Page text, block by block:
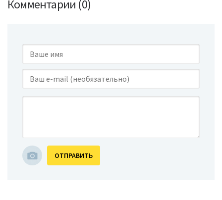
Комментарии (0)
ОТПРАВИТЬ